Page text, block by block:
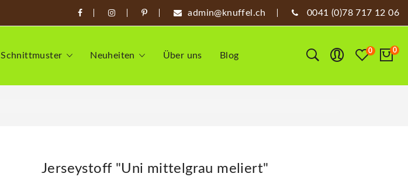
admin@knuffel.ch 0041 (0)78 717 12 06
Schnittmuster Neuheiten Über uns Blog 0 0
Jerseystoff "Uni mittelgrau meliert"